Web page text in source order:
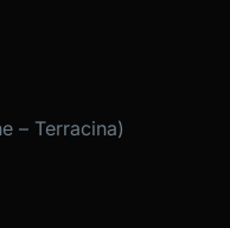
– Terracina)